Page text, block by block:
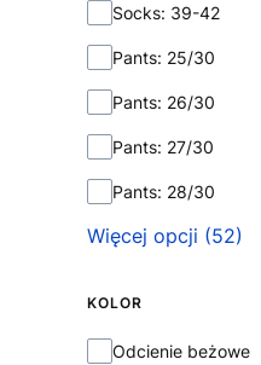
Socks: 39-42
Pants: 25/30
Pants: 26/30
Pants: 27/30
Pants: 28/30
Więcej opcji (52)
KOLOR
Kolor
Odcienie beżowe